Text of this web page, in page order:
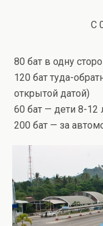
С
80 бат в одну
120 бат туда-
открытой датой)
60 бат — дети 8-12
200 бат — за